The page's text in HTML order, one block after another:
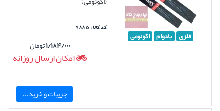
فلزی بادوام اکونومی
کد کالا : ۹۸۸۵
۱/۱۸۴/۰۰۰تومان
امکان ارسال روزانه
جزییات و خرید ...